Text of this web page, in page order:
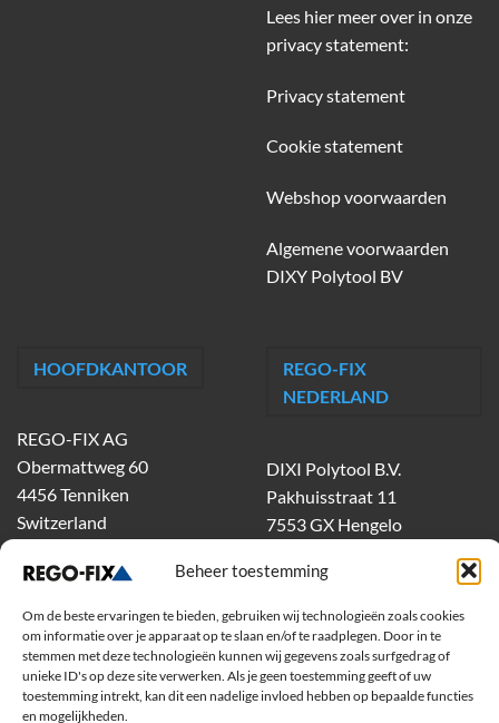
Beheer toestemming
Om de beste ervaringen te bieden, gebruiken wij technologieën zoals cookies
om informatie over je apparaat op te slaan en/of te raadplegen. Door in te
stemmen met deze technologieën kunnen wij gegevens zoals surfgedrag of
unieke ID's op deze site verwerken. Als je geen toestemming geeft of uw
toestemming intrekt, kan dit een nadelige invloed hebben op bepaalde functies
en mogelijkheden.
Lees hier meer over in onze
privacy statement:
Privacy statement
Cookie statement
Webshop voorwaarden
Algemene voorwaarden
DIXY Polytool BV
HOOFDKANTOOR
REGO-FIX AG
Obermattweg 60
4456 Tenniken
Switzerland
REGO-FIX
NEDERLAND
DIXI Polytool B.V.
Pakhuisstraat 11
7553 GX Hengelo
dixiholland@dixi.com
www.dixipolytool.com
Volg ons op Youtube
Volg ons op Linkedin